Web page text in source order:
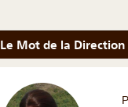
Le Mot de la Direction